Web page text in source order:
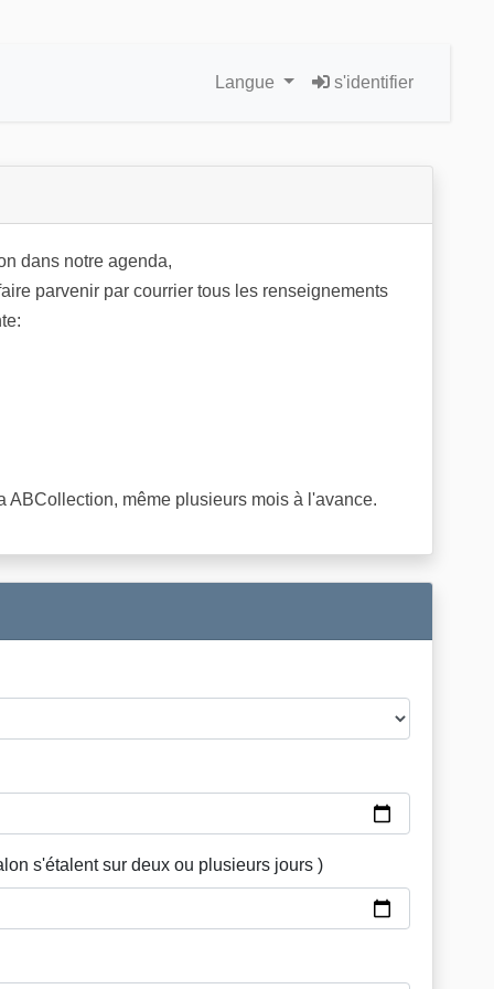
Langue s'identifier
dans notre agenda,
parvenir par courrier tous les renseignements
même plusieurs mois à l'avance.
s'étalent sur deux ou plusieurs jours )